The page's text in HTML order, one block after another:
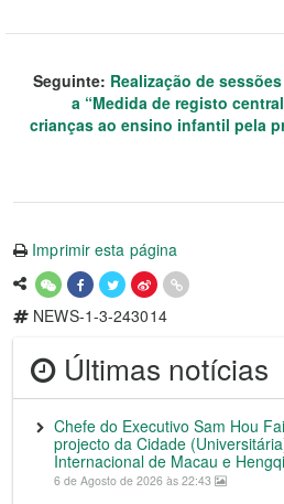
Seguinte: Realização de
a “Medida de registo
crianças ao ensino infantil pela
Imprimir esta página
NEWS-1-3-243014
Últimas notícias
Chefe do Executivo Sam Hou
projecto da Cidade
Internacional de Macau e
6 de Agosto de 2026 às 22:43